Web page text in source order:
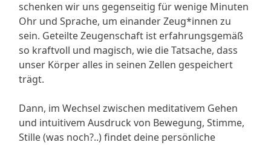
schenken wir uns gegenseitig für wenige Minuten
Ohr und Sprache, um einander Zeug*innen zu
sein. Geteilte Zeugenschaft ist erfahrungsgemäß
so kraftvoll und magisch, wie die Tatsache, dass
unser Körper alles in seinen Zellen gespeichert
trägt.
Dann, im Wechsel zwischen meditativem Gehen
und intuitivem Ausdruck von Bewegung, Stimme,
Stille (was noch?..) findet deine persönliche